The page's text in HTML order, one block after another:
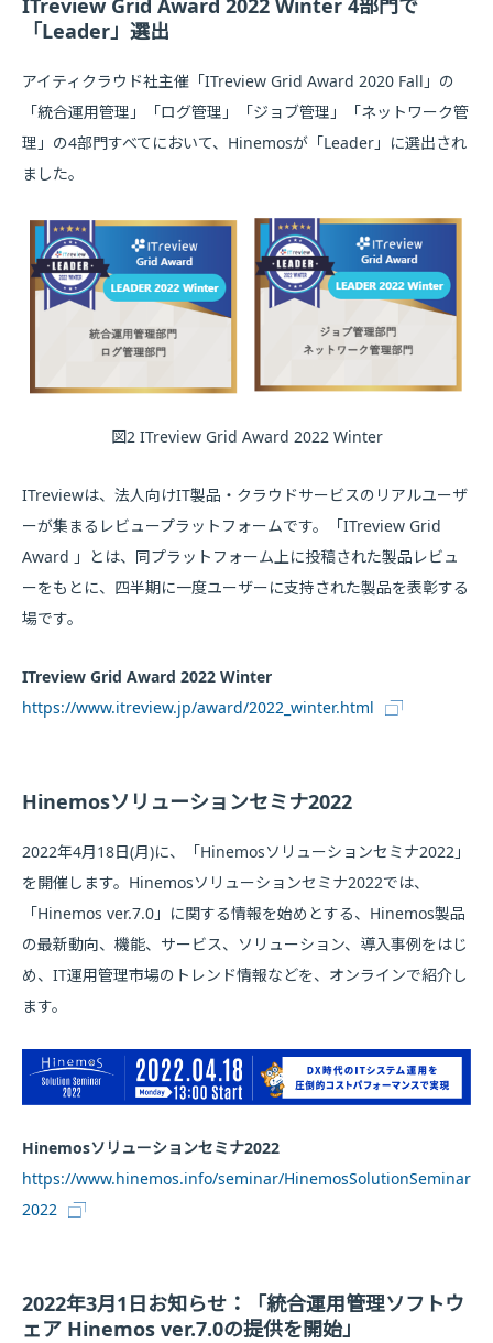
ITreview Grid Award 2022 Winter 4部門で
「Leader」選出
アイティクラウド社主催「ITreview Grid Award 2020 Fall」の
「統合運用管理」「ログ管理」「ジョブ管理」「ネットワーク管
理」の4部門すべてにおいて、Hinemosが「Leader」に選出され
ました。
図2 ITreview Grid Award 2022 Winter
ITreviewは、法人向けIT製品・クラウドサービスのリアルユーザ
ーが集まるレビュープラットフォームです。「ITreview Grid
Award 」とは、同プラットフォーム上に投稿された製品レビュ
ーをもとに、四半期に一度ユーザーに支持された製品を表彰する
場です。
ITreview Grid Award 2022 Winter
https://www.itreview.jp/award/2022_winter.html
Hinemosソリューションセミナ2022
2022年4月18日(月)に、「Hinemosソリューションセミナ2022」
を開催します。Hinemosソリューションセミナ2022では、
「Hinemos ver.7.0」に関する情報を始めとする、Hinemos製品
の最新動向、機能、サービス、ソリューション、導入事例をはじ
め、IT運用管理市場のトレンド情報などを、オンラインで紹介し
ます。
Hinemosソリューションセミナ2022
https://www.hinemos.info/seminar/HinemosSolutionSeminar
2022
2022年3月1日お知らせ：「統合運用管理ソフトウ
ェア Hinemos ver.7.0の提供を開始」